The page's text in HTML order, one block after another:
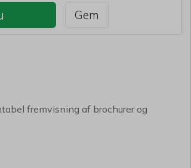
Gem
fremvisning af brochurer og